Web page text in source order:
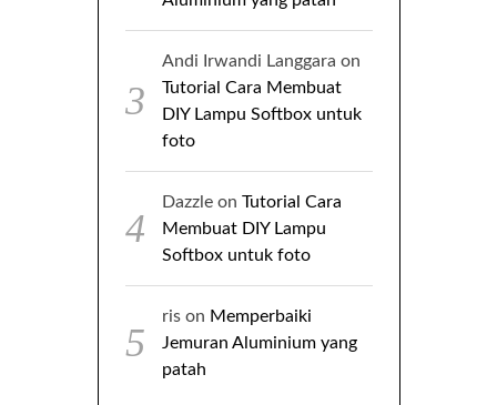
Andi Irwandi Langgara on
Tutorial Cara Membuat
DIY Lampu Softbox untuk
foto
Dazzleon Tutorial Cara
Membuat DIY Lampu
Softbox untuk foto
rison Memperbaiki
Jemuran Aluminium yang
patah